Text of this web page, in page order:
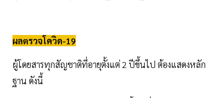
ผลตรวจโควิด-19
ผู้โดยสารทุกสัญชาติที่อายุตั้งแต่ 2 ปีขึ้นไป ต้องแสดงหลัก
ฐาน ดังนี้